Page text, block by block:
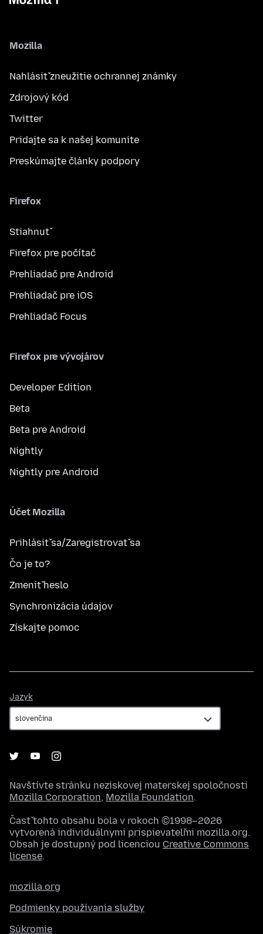
Mozilla
Nahlásiť zneužitie ochrannej známky
Zdrojový kód
Twitter
Pridajte sa k našej komunite
Preskúmajte články podpory
Firefox
Stiahnuť
Firefox pre počítač
Prehliadač pre Android
Prehliadač pre iOS
Prehliadač Focus
Firefox pre vývojárov
Developer Edition
Beta
Beta pre Android
Nightly
Nightly pre Android
Účet Mozilla
Prihlásiť sa/Zaregistrovať sa
Čo je to?
Zmeniť heslo
Synchronizácia údajov
Získajte pomoc
Jazyk
Navštívte stránku neziskovej materskej spoločnosti
Mozilla Corporation, Mozilla Foundation.
Časť tohto obsahu bola v rokoch ©1998–2026
vytvorená individuálnymi prispievateľmi mozilla.org.
Obsah je dostupný pod licenciou Creative Commons
license.
mozilla.org
Podmienky používania služby
Súkromie